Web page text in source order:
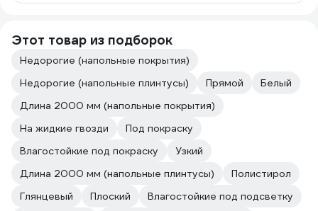
Этот товар из подборок
Недорогие (напольные покрытия)
Недорогие (напольные плинтусы)
Прямой
Белый
Длина 2000 мм (напольные покрытия)
На жидкие гвозди
Под покраску
Влагостойкие под покраску
Узкий
Длина 2000 мм (напольные плинтусы)
Полистирол
Глянцевый
Плоский
Влагостойкие под подсветку